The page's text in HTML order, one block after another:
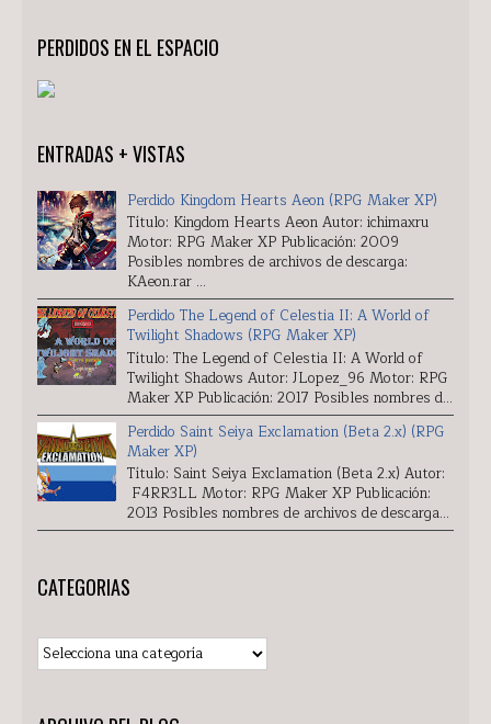
PERDIDOS EN EL ESPACIO
ENTRADAS + VISTAS
Perdido Kingdom Hearts Aeon (RPG Maker XP)
Título: Kingdom Hearts Aeon Autor: ichimaxru
Motor: RPG Maker XP Publicación: 2009
Posibles nombres de archivos de descarga:
KAeon.rar ...
Perdido The Legend of Celestia II: A World of
Twilight Shadows (RPG Maker XP)
Título: The Legend of Celestia II: A World of
Twilight Shadows Autor: JLopez_96 Motor: RPG
Maker XP Publicación: 2017 Posibles nombres d...
Perdido Saint Seiya Exclamation (Beta 2.x) (RPG
Maker XP)
Título: Saint Seiya Exclamation (Beta 2.x) Autor:
F4RR3LL Motor: RPG Maker XP Publicación:
2013 Posibles nombres de archivos de descarga...
CATEGORIAS